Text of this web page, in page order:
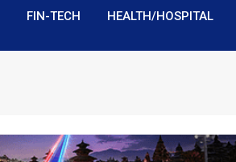
FIN-TECH HEALTH/HOSPITAL